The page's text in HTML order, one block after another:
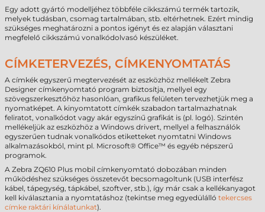
Egy adott gyártó modelljéhez többféle cikkszámú termék tartozik,
melyek tudásban, csomag tartalmában, stb. eltérhetnek. Ezért mindig
szükséges meghatározni a pontos igényt és ez alapján választani
megfelelő cikkszámú vonalkódolvasó készüléket.
CÍMKETERVEZÉS, CÍMKENYOMTATÁS
A címkék egyszerű megtervezését az eszközhöz mellékelt Zebra
Designer címkenyomtató program biztosítja, mellyel egy
szövegszerkesztőhöz hasonlóan, grafikus felületen tervezhetjük meg a
nyomatképet. A kinyomtatott címkék szabadon tartalmazhatnak
feliratot, vonalkódot vagy akár egyszínű grafikát is (pl. logó). Szintén
mellékeljük az eszközhöz a Windows drivert, mellyel a felhasználók
egyszerűen tudnak vonalkódos etiketteket nyomtatni Windows
alkalmazásokból, mint pl. Microsoft® Office™ és egyéb népszerű
programok.
A Zebra ZQ610 Plus mobil címkenyomtató dobozában minden
működéshez szükséges összetevőt becsomagoltunk (USB interfész
kábel, tápegység, tápkábel, szoftver, stb.), így már csak a kellékanyagot
kell kiválasztania a nyomtatáshoz (tekintse meg egyedülálló tekercses
címke raktári kínálatunkat).